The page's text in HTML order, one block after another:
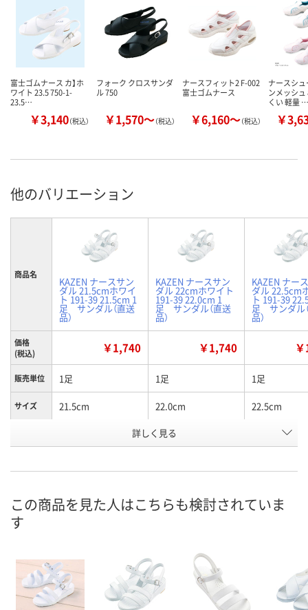
富士ゴムナース カ】ホ
ワイト 23.5 750-1-
23.5…
￥3,140（税込）
フォーク クロスサンダ
ル 750
￥1,570～（税込）
ナースフィット2 F-002
富士ゴムナース
￥6,160～（税込）
ナースシ
ンメッシ
くい 軽量 …
￥
他のバリエーション
商品名
KAZEN ナースサン
ダル 21.5cmホワイ
ト 191-39 21.5cm 1
足 サンダル（直送
品）
KAZEN ナースサン
ダル 22cmホワイト
191-39 22.0cm 1
足 サンダル（直送
品）
KAZEN ナー
ダル 22.5cm
ト 191-39
足 サンダル
品）
価格
(税込)
￥1,740 ￥1,740
販売単位 1足 1足 1足
サイズ 21.5cm 22.0cm 22.5cm
2584428 2584437
カゴへ
詳しく見る
この商品を見た人はこちらも検討されていま
す